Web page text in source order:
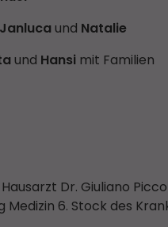
Janluca und Natalie
und Hansi mit Familien
Dr. Giuliano
6. Stock des